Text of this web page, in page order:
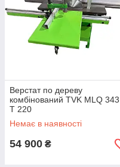
Верстат по дереву
комбінований TVK MLQ 343
T 220
Немає в наявності
54 900 ₴